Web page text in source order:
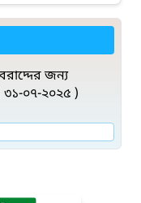
জন্য
০৭-২০২৫ )